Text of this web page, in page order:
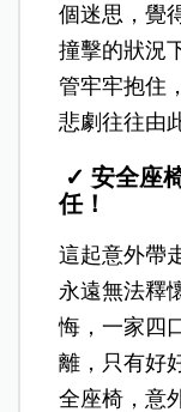
個迷思，覺
撞擊的狀況
管牢牢抱住
悲劇往往由
✓ 安全座
任！
這起意外帶
永遠無法釋
悔，一家四
離，只有好
全座椅，意